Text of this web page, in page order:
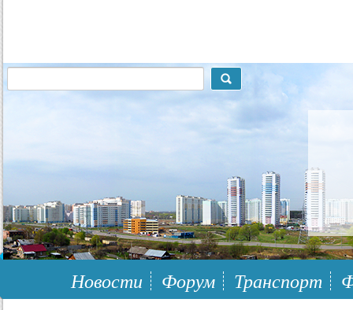
117148, г.Москва, ЮЗАО, муниципальный район Южное Бутово
Новости Форум Транспорт